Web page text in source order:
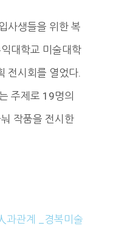
사생들을 위한 복
대학교 미술대학
전시회를 열었다.
주제로 19명의
작품을 전시한
과관계 _경복미술